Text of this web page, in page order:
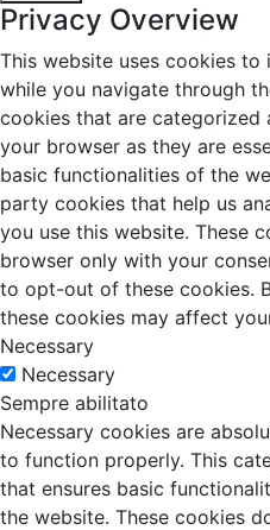
Privacy Overview
This website uses cookies
while you navigate through
cookies that are categorized
your browser as they are
basic functionalities of the
party cookies that help us
you use this website. These
browser only with your
to opt-out of these cookies.
these cookies may affect
Necessary
Necessary
Sempre abilitato
Necessary cookies are
to function properly. This
that ensures basic
the website. These cookies